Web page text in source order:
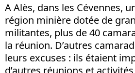
A Alès, dans les Cévennes,
région minière dotée de
militantes, plus de 40
la réunion. D’autres
leurs excuses : ils étaient
d’autres réunions et